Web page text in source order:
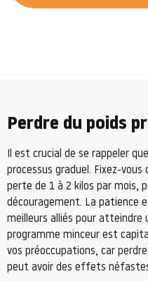
Perdre du poids
Il est crucial de se rappeler
processus graduel. Fixez-
perte de 1 à 2 kilos par mois,
découragement. La patience
meilleurs alliés pour atteindre
programme minceur est
vos préoccupations, car
peut avoir des effets